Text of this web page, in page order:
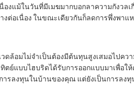
งแม้ในวันที่มีเมฆมากบอกลาความกังวล
ต่อเนื่อง ในขณะเดียวกันก็ลดการพึ่งพาแ
ล้อมไม่จำเป็นต้องมีต้นทุนสูงเสมอไปคว
ตย์แบบไฮบริดได้รับการออกแบบมาเพื่อ
รลงทุนในบ้านของคุณ แต่ยังเป็นการลงทุ